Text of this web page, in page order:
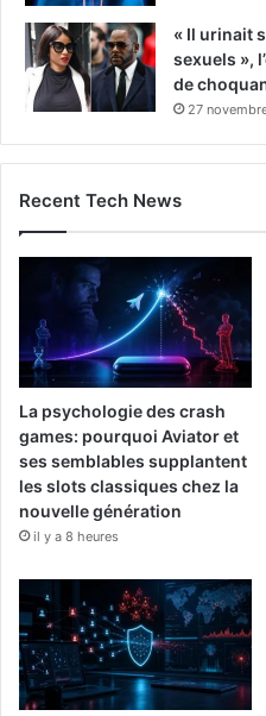
« Il urinait
sexuels »,
de
27
Recent Tech News
La psychologie des crash
games: pourquoi Aviator et
ses semblables supplantent
les slots classiques chez la
nouvelle génération
il y a 8 heures